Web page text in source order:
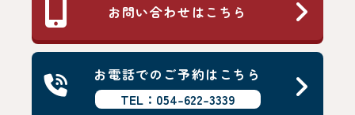
お問い合わせはこちら
お電話でのご予約はこちら
TEL：054-622-3339